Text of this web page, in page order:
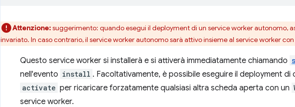
Attenzione:suggerimento: quando esegui il deployment di un service worker autonomo,
invariato. In caso contrario, il service worker autonomo sarà attivo insieme al service worker
Questo service worker si installerà e si attiverà immediatamente chiamando
nell'evento install . Facoltativamente, è possibile eseguire il deployment
activate per ricaricare forzatamente qualsiasi altra scheda aperta con un
service worker.